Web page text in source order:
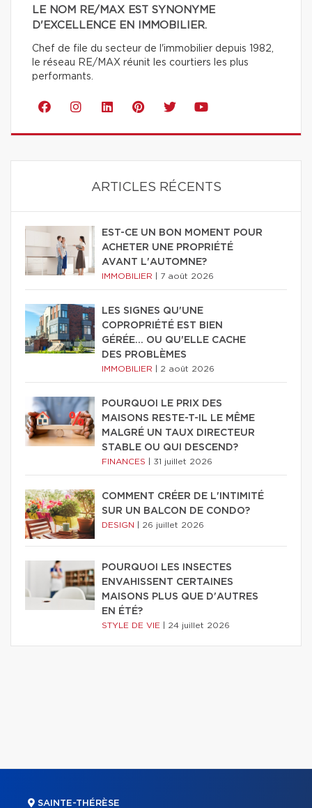
LE NOM RE/MAX EST SYNONYME
D'EXCELLENCE EN IMMOBILIER.
Chef de file du secteur de l'immobilier depuis 1982,
le réseau RE/MAX réunit les courtiers les plus
performants.
ARTICLES RÉCENTS
EST-CE UN BON MOMENT POUR
ACHETER UNE PROPRIÉTÉ
AVANT L'AUTOMNE?
IMMOBILIER 7 août 2026
LES SIGNES QU'UNE
COPROPRIÉTÉ EST BIEN
GÉRÉE… OU QU'ELLE CACHE
DES PROBLÈMES
IMMOBILIER 2 août 2026
POURQUOI LE PRIX DES
MAISONS RESTE-T-IL LE MÊME
MALGRÉ UN TAUX DIRECTEUR
STABLE OU QUI DESCEND?
FINANCES 31 juillet 2026
COMMENT CRÉER DE L'INTIMITÉ
SUR UN BALCON DE CONDO?
DESIGN 26 juillet 2026
POURQUOI LES INSECTES
ENVAHISSENT CERTAINES
MAISONS PLUS QUE D'AUTRES
EN ÉTÉ?
STYLE DE VIE 24 juillet 2026
SAINTE-THÉRÈSE